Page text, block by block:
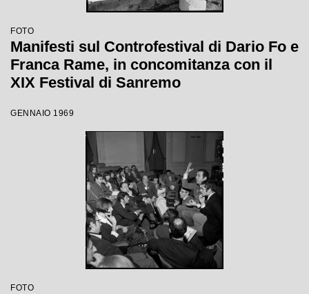
FOTO
Manifesti sul Controfestival di Dario Fo e
Franca Rame, in concomitanza con il
XIX Festival di Sanremo
GENNAIO 1969
FOTO